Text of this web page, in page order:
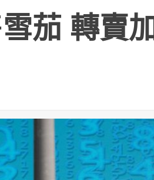
茄 轉賣加